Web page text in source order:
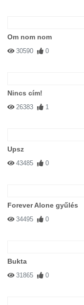
Om nom nom
30590 0
Nincs cím!
26383 1
Upsz
43485 0
Forever Alone gyűlés
34495 0
Bukta
31865 0